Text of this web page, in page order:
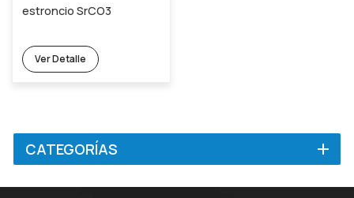
estroncio SrCO3
Ver Detalle
CATEGORÍAS